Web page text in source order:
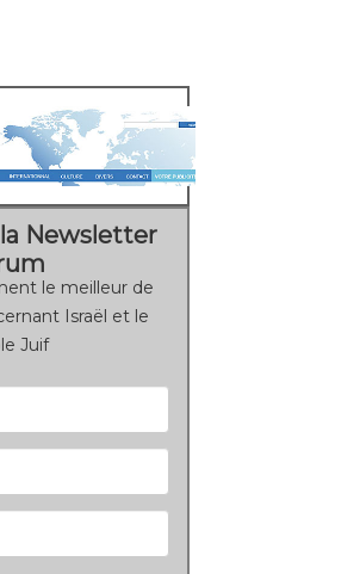
Newsletter
le meilleur de
Israël et le
Juif